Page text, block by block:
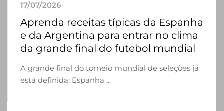
17/07/2026
Aprenda receitas típicas da Espanha
e da Argentina para entrar no clima
da grande final do futebol mundial
A grande final do torneio mundial de seleções já
está definida: Espanha ...